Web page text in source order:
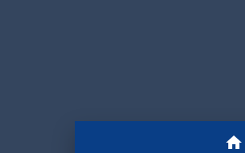
home